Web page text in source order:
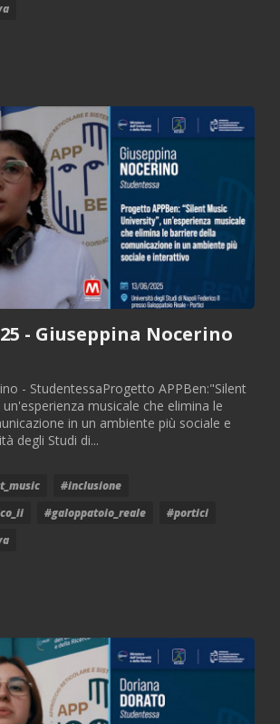
- Giuseppina Nocerino
- StudentessaProgetto APPBen:"Silent
musicale che elimina le
in un ambiente più sociale e
degli Studi di...
#inclusione
#galoppatoio_reale
#portici